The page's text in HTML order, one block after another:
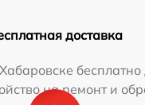
доставка
бесплатно
на ремонт и